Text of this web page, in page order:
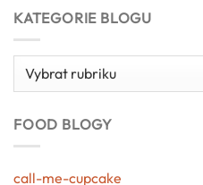
KATEGORIE BLOGU
Kategorie
blogu
FOOD BLOGY
call-me-cupcake